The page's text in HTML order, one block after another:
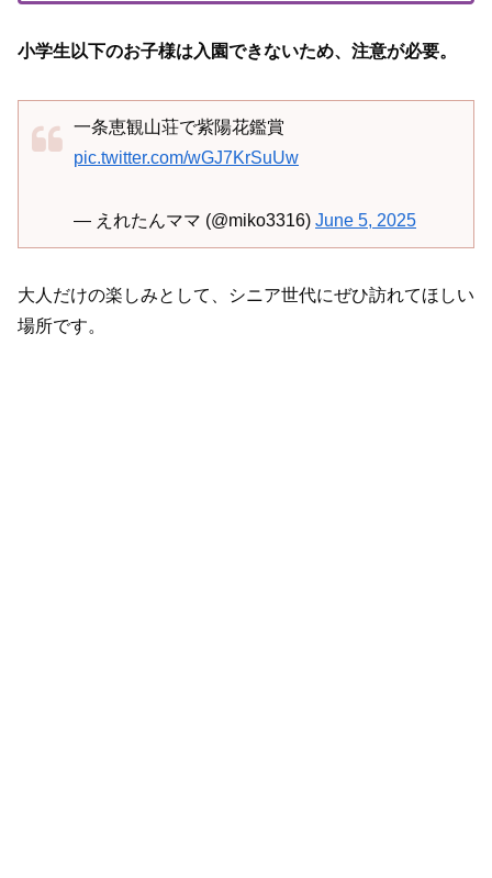
小学生以下のお子様は入園できないため、注意が必要。
一条恵観山荘で紫陽花鑑賞
pic.twitter.com/wGJ7KrSuUw
— えれたんママ (@miko3316) June 5, 2025
大人だけの楽しみとして、シニア世代にぜひ訪れてほしい
場所です。